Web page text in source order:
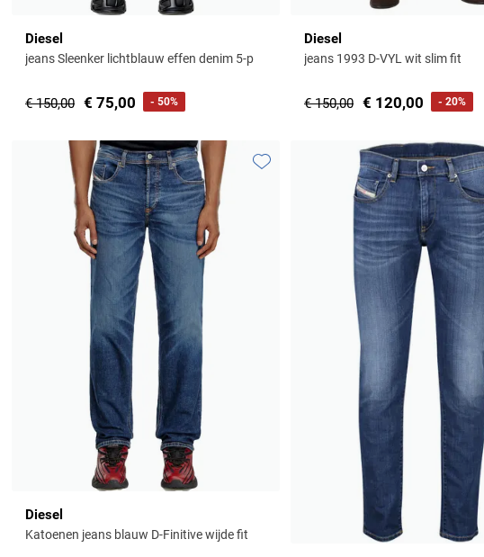
Diesel
jeans Sleenker lichtblauw effen denim 5-p
€ 150,00 € 75,00 - 50%
Diesel
jeans 1993 D-VYL wit slim fit
€ 150,00 € 120,00 - 20%
Diesel
Katoenen jeans blauw D-Finitive wijde fit
Toevoegen aan favorieten